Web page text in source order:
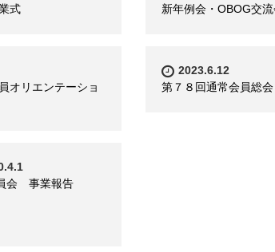
式
新年例会・OBOG交
オリエンテーショ
2023.6.12
第７８回通常会員総会
会 事業報告